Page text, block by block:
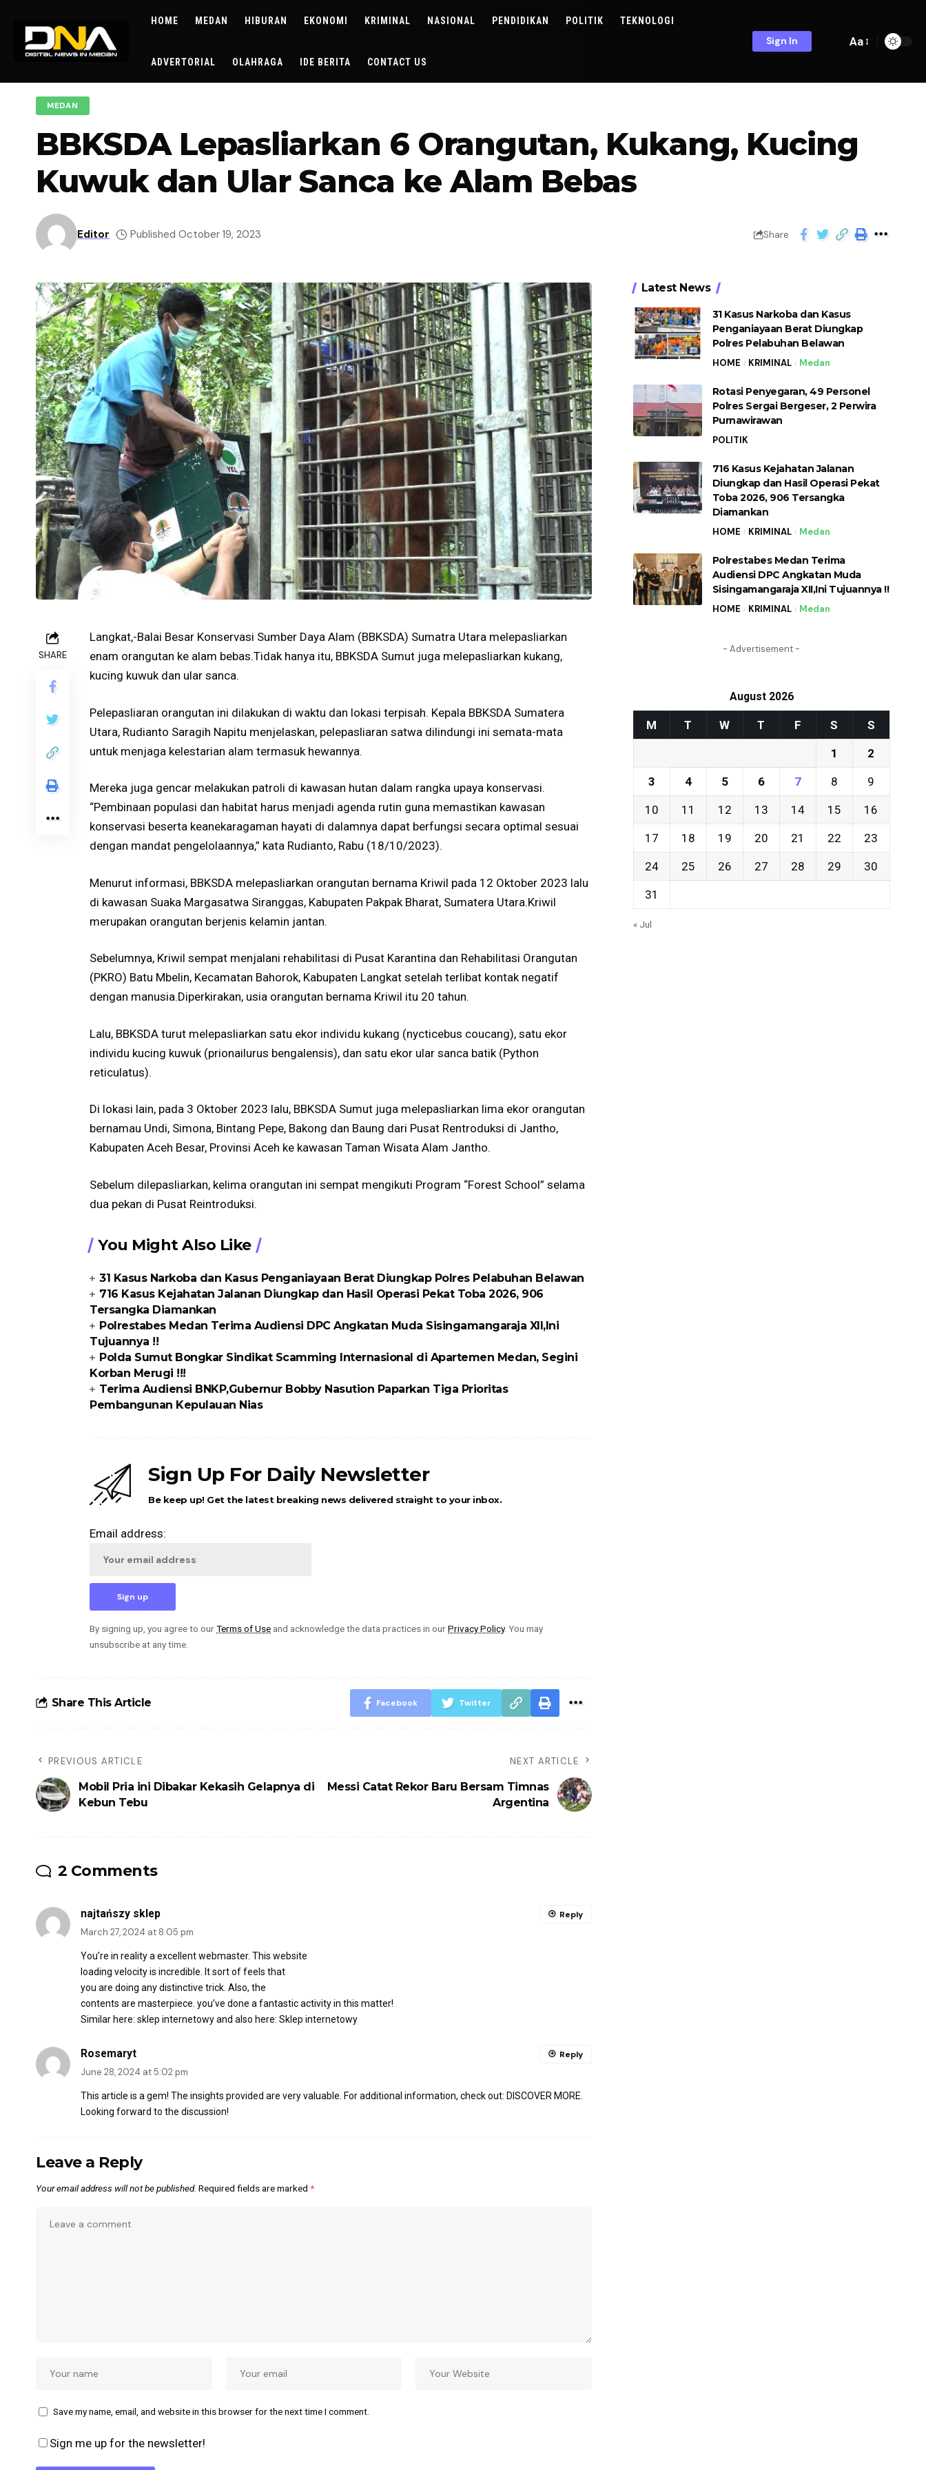
HOME MEDAN HIBURAN EKONOMI KRIMINAL NASIONAL PENDIDIKAN POLITIK TEKNOLOGI
ADVERTORIAL OLAHRAGA IDE BERITA CONTACT US
Sign In Aa
MEDAN
BBKSDA Lepasliarkan 6 Orangutan, Kukang, Kucing
Kuwuk dan Ular Sanca ke Alam Bebas
Editor Published October 19, 2023 Share
SHARE
Langkat,-Balai Besar Konservasi Sumber Daya Alam (BBKSDA) Sumatra Utara melepasliarkan
enam orangutan ke alam bebas.Tidak hanya itu, BBKSDA Sumut juga melepasliarkan kukang,
kucing kuwuk dan ular sanca.
Pelepasliaran orangutan ini dilakukan di waktu dan lokasi terpisah. Kepala BBKSDA Sumatera
Utara, Rudianto Saragih Napitu menjelaskan, pelepasliaran satwa dilindungi ini semata-mata
untuk menjaga kelestarian alam termasuk hewannya.
Mereka juga gencar melakukan patroli di kawasan hutan dalam rangka upaya konservasi.
“Pembinaan populasi dan habitat harus menjadi agenda rutin guna memastikan kawasan
konservasi beserta keanekaragaman hayati di dalamnya dapat berfungsi secara optimal sesuai
dengan mandat pengelolaannya,” kata Rudianto, Rabu (18/10/2023).
Menurut informasi, BBKSDA melepasliarkan orangutan bernama Kriwil pada 12 Oktober 2023 lalu
di kawasan Suaka Margasatwa Siranggas, Kabupaten Pakpak Bharat, Sumatera Utara.Kriwil
merupakan orangutan berjenis kelamin jantan.
Sebelumnya, Kriwil sempat menjalani rehabilitasi di Pusat Karantina dan Rehabilitasi Orangutan
(PKRO) Batu Mbelin, Kecamatan Bahorok, Kabupaten Langkat setelah terlibat kontak negatif
dengan manusia.Diperkirakan, usia orangutan bernama Kriwil itu 20 tahun.
Lalu, BBKSDA turut melepasliarkan satu ekor individu kukang (nycticebus coucang), satu ekor
individu kucing kuwuk (prionailurus bengalensis), dan satu ekor ular sanca batik (Python
reticulatus).
Di lokasi lain, pada 3 Oktober 2023 lalu, BBKSDA Sumut juga melepasliarkan lima ekor orangutan
bernamau Undi, Simona, Bintang Pepe, Bakong dan Baung dari Pusat Rentroduksi di Jantho,
Kabupaten Aceh Besar, Provinsi Aceh ke kawasan Taman Wisata Alam Jantho.
Sebelum dilepasliarkan, kelima orangutan ini sempat mengikuti Program “Forest School” selama
dua pekan di Pusat Reintroduksi.
You Might Also Like
31 Kasus Narkoba dan Kasus Penganiayaan Berat Diungkap Polres Pelabuhan Belawan
716 Kasus Kejahatan Jalanan Diungkap dan Hasil Operasi Pekat Toba 2026, 906
Tersangka Diamankan
Polrestabes Medan Terima Audiensi DPC Angkatan Muda Sisingamangaraja XII,Ini
Tujuannya !!
Polda Sumut Bongkar Sindikat Scamming Internasional di Apartemen Medan, Segini
Korban Merugi !!!
Terima Audiensi BNKP,Gubernur Bobby Nasution Paparkan Tiga Prioritas
Pembangunan Kepulauan Nias
Sign Up For Daily Newsletter
Be keep up! Get the latest breaking news delivered straight to your inbox.
Email address:
By signing up, you agree to ourTerms of Use and acknowledge the data practices in ourPrivacy Policy. You may
unsubscribe at any time.
Share This Article Facebook Twitter
PREVIOUS ARTICLE
Mobil Pria ini Dibakar Kekasih Gelapnya di
Kebun Tebu
NEXT ARTICLE
Messi Catat Rekor Baru Bersam Timnas
Argentina
2 Comments
najtańszy sklep
March 27, 2024 at 8:05 pm
You’re in reality a excellent webmaster. This website
loading velocity is incredible. It sort of feels that
you are doing any distinctive trick. Also, the
contents are masterpiece. you’ve done a fantastic activity in this matter!
Similar here: sklep internetowyand also here: Sklep internetowy
Reply
Rosemaryt
June 28, 2024 at 5:02 pm
This article is a gem! The insights provided are very valuable. For additional information, check out: DISCOVER MORE
Looking forward to the discussion!
Reply
Leave a Reply
Your email address will not be published. Required fields are marked *
Save my name, email, and website in this browser for the next time I comment.
Sign me up for the newsletter!
Latest News
31 Kasus Narkoba dan Kasus
Penganiayaan Berat Diungkap
Polres Pelabuhan Belawan
HOME KRIMINAL Medan
Rotasi Penyegaran, 49 Personel
Polres Sergai Bergeser, 2 Perwira
Purnawirawan
POLITIK
716 Kasus Kejahatan Jalanan
Diungkap dan Hasil Operasi Pekat
Toba 2026, 906 Tersangka
Diamankan
HOME KRIMINAL Medan
Polrestabes Medan Terima
Audiensi DPC Angkatan Muda
Sisingamangaraja XII,Ini Tujuannya !!
HOME KRIMINAL Medan
- Advertisement -
August 2026
M T W T F S S
1 2
3 4 5 6 7 8 9
10 11 12 13 14 15 16
17 18 19 20 21 22 23
24 25 26 27 28 29 30
31
« Jul